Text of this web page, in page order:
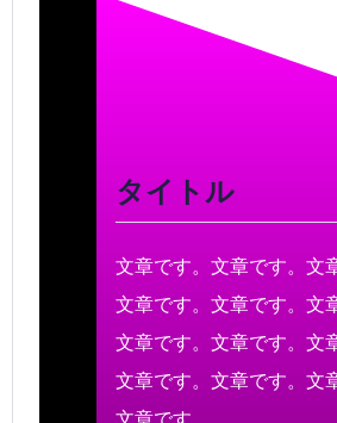
タイトル
文章です。文章です。文
文章です。文章です。文
文章です。文章です。文
文章です。文章です。文
文章です。